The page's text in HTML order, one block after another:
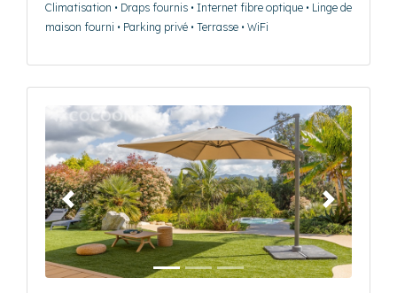
Climatisation • Draps fournis • Internet fibre optique • Linge de
maison fourni • Parking privé • Terrasse • WiFi
Précédent Suivant